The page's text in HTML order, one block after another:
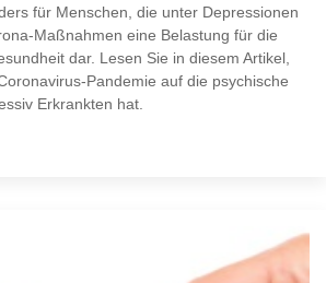
für Menschen, die unter Depressionen
Maßnahmen eine Belastung für die
dar. Lesen Sie in diesem Artikel,
Pandemie auf die psychische
Erkrankten hat.